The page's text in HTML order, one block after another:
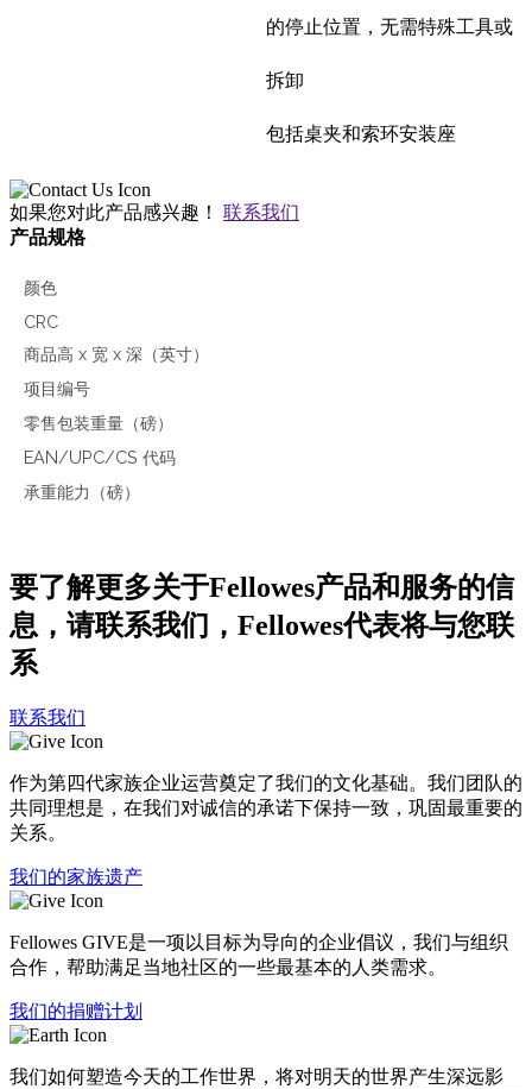
的停止位置，无需特殊工具或
拆卸
包括桌夹和索环安装座
如果您对此产品感兴趣！ 联系我们
产品规格
颜色
CRC
商品高 x 宽 x 深（英寸）
项目编号
零售包装重量（磅）
EAN/UPC/CS 代码
承重能力（磅）
要了解更多关于Fellowes产品和服务的信
息，请联系我们，Fellowes代表将与您联
系
联系我们
作为第四代家族企业运营奠定了我们的文化基础。我们团队的
共同理想是，在我们对诚信的承诺下保持一致，巩固最重要的
关系。
我们的家族遗产
Fellowes GIVE是一项以目标为导向的企业倡议，我们与组织
合作，帮助满足当地社区的一些最基本的人类需求。
我们的捐赠计划
我们如何塑造今天的工作世界，将对明天的世界产生深远影